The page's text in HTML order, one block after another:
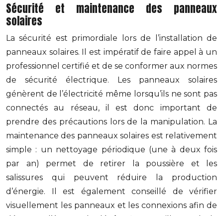
Sécurité et maintenance des panneaux
solaires
La sécurité est primordiale lors de l’installation de
panneaux solaires. Il est impératif de faire appel à un
professionnel certifié et de se conformer aux normes
de sécurité électrique. Les panneaux solaires
génèrent de l’électricité même lorsqu’ils ne sont pas
connectés au réseau, il est donc important de
prendre des précautions lors de la manipulation. La
maintenance des panneaux solaires est relativement
simple : un nettoyage périodique (une à deux fois
par an) permet de retirer la poussière et les
salissures qui peuvent réduire la production
d’énergie. Il est également conseillé de vérifier
visuellement les panneaux et les connexions afin de